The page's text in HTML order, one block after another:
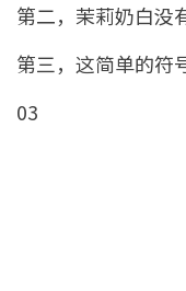
第二，茉莉奶白没
第三，这简单的符
03